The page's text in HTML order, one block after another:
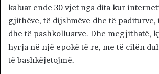
kaluar ende 30 vjet nga dita kur
gjithëve, të dijshmëve dhe të paditurve,
dhe të pashkolluarve. Dhe megjithatë,
hyrja në një epokë të re, me të cilën
të bashkëjetojmë.